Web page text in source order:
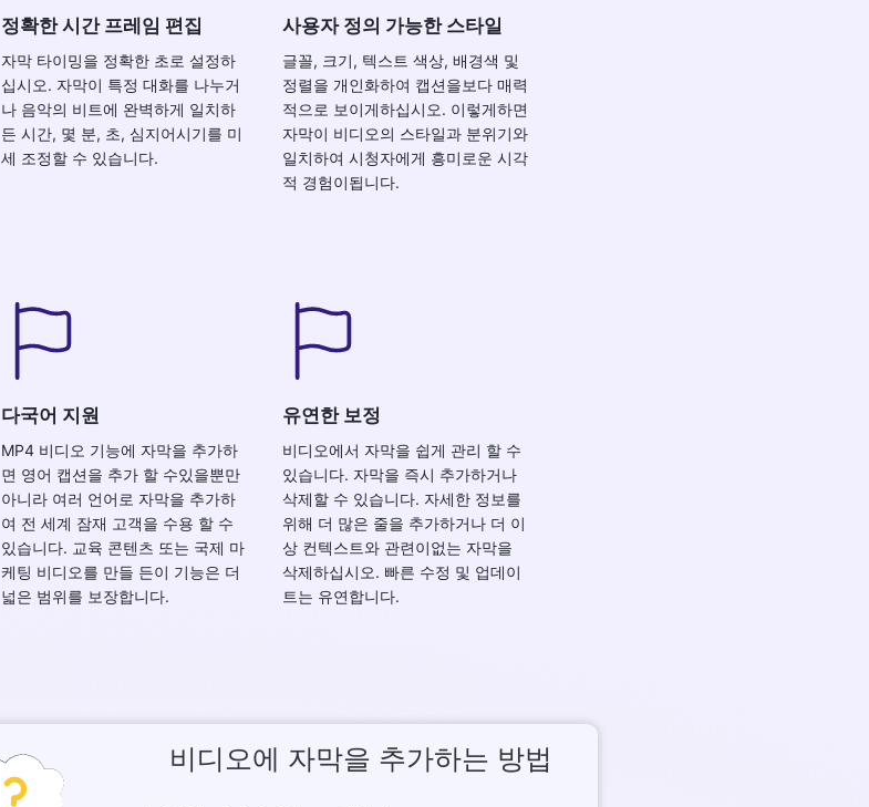
정확한 시간 프레임 편집
자막 타이밍을 정확한 초로 설정하
십시오. 자막이 특정 대화를 나누거
나 음악의 비트에 완벽하게 일치하
든 시간, 몇 분, 초, 심지어시기를 미
세 조정할 수 있습니다.
사용자 정의 가능한 스타일
글꼴, 크기, 텍스트 색상, 배경색 및
정렬을 개인화하여 캡션을보다 매력
적으로 보이게하십시오. 이렇게하면
자막이 비디오의 스타일과 분위기와
일치하여 시청자에게 흥미로운 시각
적 경험이됩니다.
다국어 지원
MP4 비디오 기능에 자막을 추가하
면 영어 캡션을 추가 할 수있을뿐만
아니라 여러 언어로 자막을 추가하
여 전 세계 잠재 고객을 수용 할 수
있습니다. 교육 콘텐츠 또는 국제 마
케팅 비디오를 만들 든이 기능은 더
넓은 범위를 보장합니다.
유연한 보정
비디오에서 자막을 쉽게 관리 할 수 ​​
있습니다. 자막을 즉시 추가하거나
삭제할 수 있습니다. 자세한 정보를
위해 더 많은 줄을 추가하거나 더 이
상 컨텍스트와 관련이없는 자막을
삭제하십시오. 빠른 수정 및 업데이
트는 유연합니다.
비디오에 자막을 추가하는 방법